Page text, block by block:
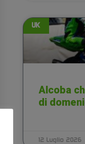
UK
Alcoba
di
12 Luglio 2026